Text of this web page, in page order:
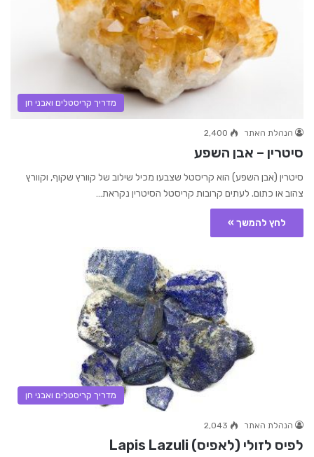
מדריך קריסטלים ואבני חן
הנהלת האתר 2,400
סיטרין – אבן השפע
סיטרין (אבן השפע) הוא קריסטל שצבעו מכיל שילוב של קוורץ שקוף, וקוורץ
צהוב או כתום. לעתים קרובות קריסטל הסיטרין נקראת…
לחץ להמשך »
מדריך קריסטלים ואבני חן
הנהלת האתר 2,043
לפיס לזולי (לאפיס) Lapis Lazuli